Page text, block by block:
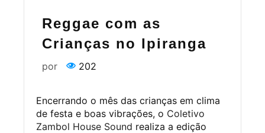
Reggae com as
Crianças no Ipiranga
por 202
Encerrando o mês das crianças em clima
de festa e boas vibrações, o Coletivo
Zambol House Sound realiza a edição